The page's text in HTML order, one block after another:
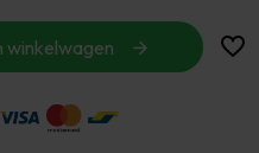
winkelwagen